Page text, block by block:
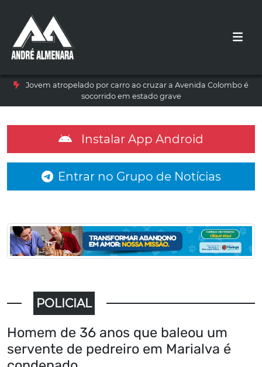
Jovem atropelado por carro ao cruzar a Avenida Colombo é
socorrido em estado grave
Instalar App Android
Entrar no Grupo de Notícias
POLICIAL
Homem de 36 anos que baleou um
servente de pedreiro em Marialva é